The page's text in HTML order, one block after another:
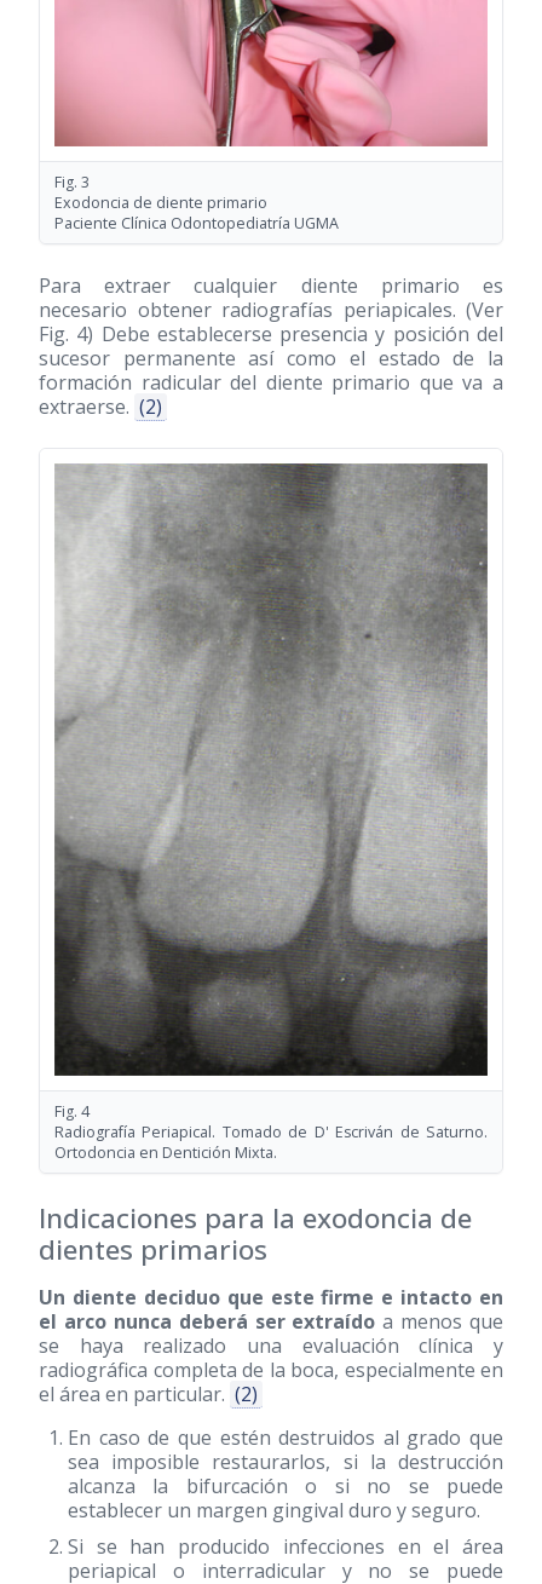
Fig. 3
Exodoncia de diente primario
Paciente Clínica Odontopediatría UGMA
Para extraer cualquier diente primario es
necesario obtener radiografías periapicales. (Ver
Fig. 4) Debe establecerse presencia y posición del
sucesor permanente así como el estado de la
formación radicular del diente primario que va a
extraerse. (2)
Fig. 4
Radiografía Periapical. Tomado de D' Escriván de Saturno.
Ortodoncia en Dentición Mixta.
Indicaciones para la exodoncia de
dientes primarios
Un diente deciduo que este firme e intacto en
el arco nunca deberá ser extraído a menos que
se haya realizado una evaluación clínica y
radiográfica completa de la boca, especialmente en
el área en particular. (2)
En caso de que estén destruidos al grado que
sea imposible restaurarlos, si la destrucción
alcanza la bifurcación o si no se puede
establecer un margen gingival duro y seguro.
Si se han producido infecciones en el área
periapical o interradicular y no se puede